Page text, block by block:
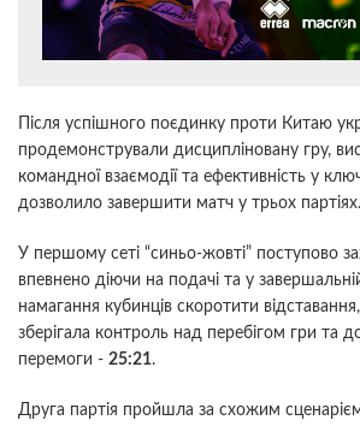
Після успішного поєдинку проти Китаю
продемонстрували дисципліновану гру,
командної взаємодії та ефективність у
дозволило завершити матч у трьох партіях.
У першому сеті “синьо-жовті” поступово
впевнено діючи на подачі та у
намагання кубинців скоротити
зберігала контроль над перебігом гри та
перемоги - 25:21.
Друга партія пройшла за схожим